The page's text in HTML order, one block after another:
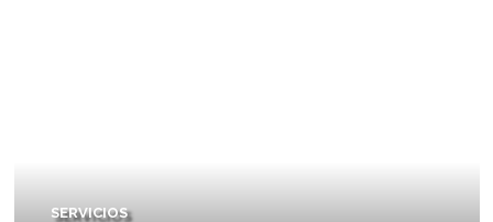
SERVICIOS